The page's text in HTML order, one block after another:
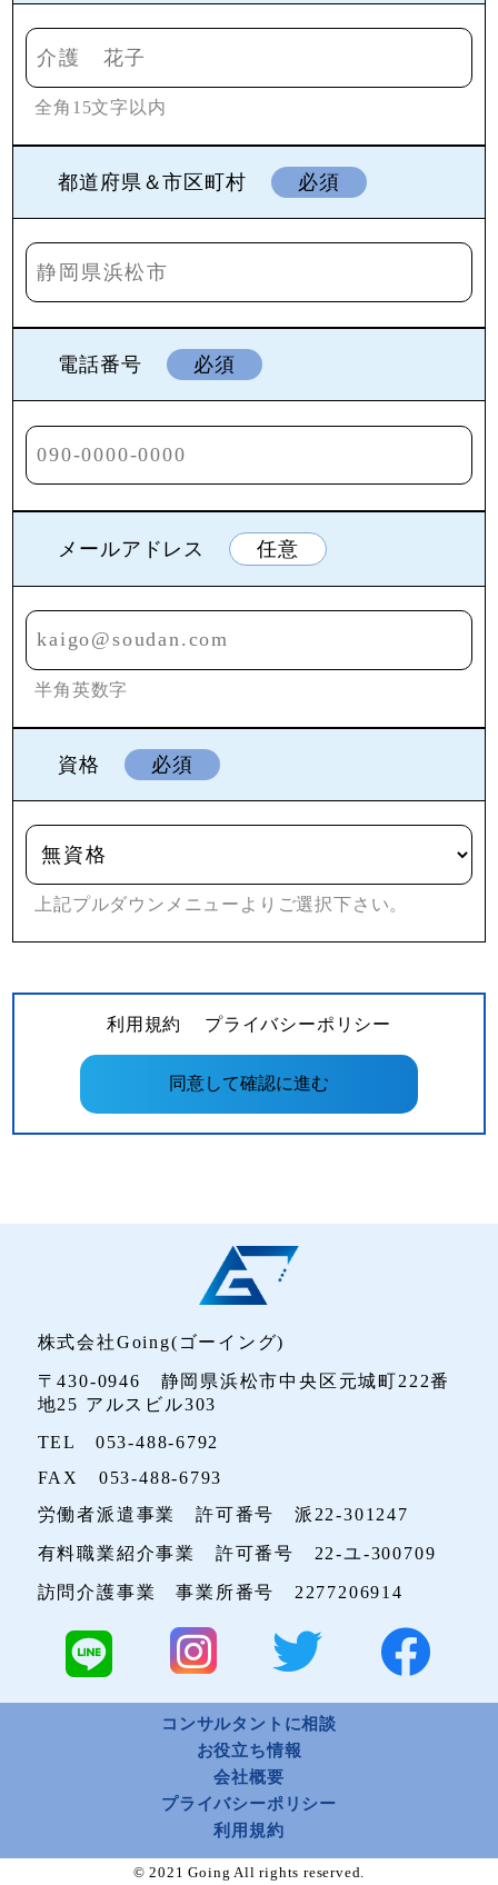
全角15文字以内
都道府県＆市区町村 必須
電話番号 必須
メールアドレス 任意
半角英数字
資格 必須
上記プルダウンメニューよりご選択下さい。
利用規約 プライバシーポリシー
株式会社Going(ゴーイング)
〒430-0946 静岡県浜松市中央区元城町222番
地25 アルスビル303
TEL 053-488-6792
FAX 053-488-6793
労働者派遣事業 許可番号 派22-301247
有料職業紹介事業 許可番号 22-ユ-300709
訪問介護事業 事業所番号 2277206914
コンサルタントに相談
お役立ち情報
会社概要
プライバシーポリシー
利用規約
© 2021 Going All rights reserved.